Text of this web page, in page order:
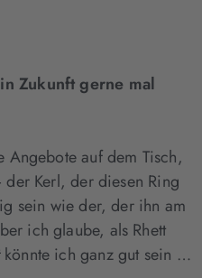
Zukunft gerne mal
Angebote auf dem Tisch,
Kerl, der diesen Ring
sein wie der, der ihn am
ich glaube, als Rhett
könnte ich ganz gut sein …